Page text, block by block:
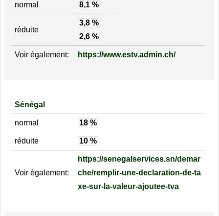
normal 8,1 %
réduite
3,8 %
2,6 %
Voir également: https://www.estv.admin.ch/
Sénégal
normal 18 %
réduite 10 %
Voir également:
https://senegalservices.sn/demar
che/remplir-une-declaration-de-ta
xe-sur-la-valeur-ajoutee-tva